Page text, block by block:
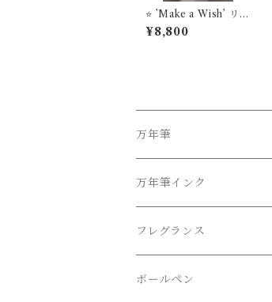
⭐️ ’Make a Wish’ リー
ドディフューザー ST
YLE OF LABオリジ
¥8,800
万年筆
万年筆インク
フレグランス
ボールペン